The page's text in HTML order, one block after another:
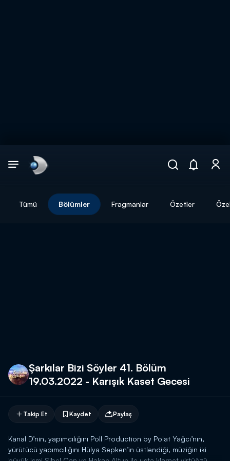
Tümü Bölümler Fragmanlar Özetler
Şarkılar Bizi Söyler 41. Bölüm
19.03.2022 - Karışık Kaset Gecesi
Takip Et Kaydet Paylaş
Kanal D’nin, yapımcılığını Poll Production by Polat Yağcı’nın,
yürütücü yapımcılığını Hülya Sepken’in üstlendiği, müziğin iki